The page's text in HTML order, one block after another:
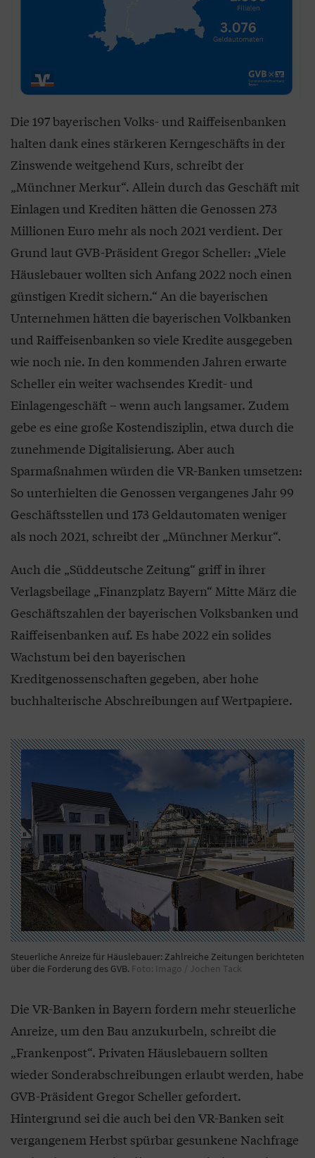
Die 197 bayerischen Volks- und Raiffeisenbanken
halten dank eines stärkeren Kerngeschäfts in der
Zinswende weitgehend Kurs, schreibt der
„Münchner Merkur“. Allein durch das Geschäft mit
Einlagen und Krediten hätten die Genossen 273
Millionen Euro mehr als noch 2021 verdient. Der
Grund laut GVB-Präsident Gregor Scheller: „Viele
Häuslebauer wollten sich Anfang 2022 noch einen
günstigen Kredit sichern.“ An die bayerischen
Unternehmen hätten die bayerischen Volkbanken
und Raiffeisenbanken so viele Kredite ausgegeben
wie noch nie. In den kommenden Jahren erwarte
Scheller ein weiter wachsendes Kredit- und
Einlagengeschäft – wenn auch langsamer. Zudem
gebe es eine große Kostendisziplin, etwa durch die
zunehmende Digitalisierung. Aber auch
Sparmaßnahmen würden die VR-Banken umsetzen:
So unterhielten die Genossen vergangenes Jahr 99
Geschäftsstellen und 173 Geldautomaten weniger
als noch 2021, schreibt der „Münchner Merkur“.
Auch die „Süddeutsche Zeitung“ griff in ihrer
Verlagsbeilage „Finanzplatz Bayern“ Mitte März die
Geschäftszahlen der bayerischen Volksbanken und
Raiffeisenbanken auf. Es habe 2022 ein solides
Wachstum bei den bayerischen
Kreditgenossenschaften gegeben, aber hohe
buchhalterische Abschreibungen auf Wertpapiere.
Steuerliche Anreize für Häuslebauer: Zahlreiche Zeitungen berichteten
über die Forderung des GVB. Foto: Imago / Jochen Tack
Die VR-Banken in Bayern fordern mehr steuerliche
Anreize, um den Bau anzukurbeln, schreibt die
„Frankenpost“. Privaten Häuslebauern sollten
wieder Sonderabschreibungen erlaubt werden, habe
GVB-Präsident Gregor Scheller gefordert.
Hintergrund sei die auch bei den VR-Banken seit
vergangenem Herbst spürbar gesunkene Nachfrage